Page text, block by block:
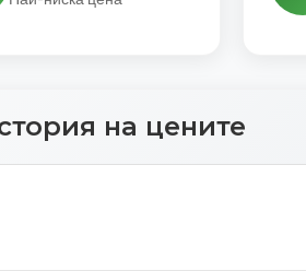
на цените